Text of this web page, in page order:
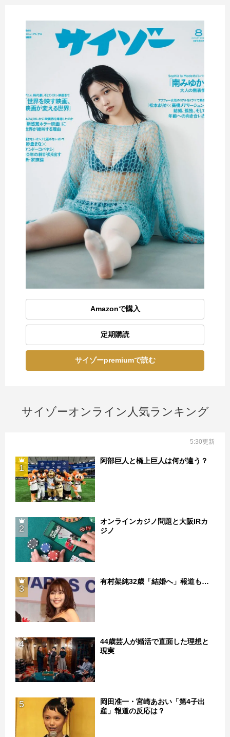
Amazonで購入
定期購読
サイゾーpremiumで読む
サイゾーオンライン人気ランキング
5:30更新
1
阿部巨人と橋上巨人は何が違う？
2
オンラインカジノ問題と大阪IRカ
ジノ
3
有村架純32歳「結婚へ」報道も…
4
44歳芸人が婚活で直面した理想と
現実
5
岡田准一・宮崎あおい「第4子出
産」報道の反応は？